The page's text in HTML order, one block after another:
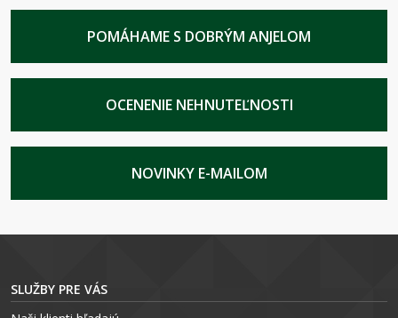
POMÁHAME S DOBRÝM ANJELOM
OCENENIE NEHNUTEĽNOSTI
NOVINKY E-MAILOM
SLUŽBY PRE VÁS